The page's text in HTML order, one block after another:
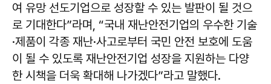
여 유망 선도기업으로 성장할 수 있는 발판이 될 것으
로 기대한다”라며, “국내 재난안전기업의 우수한 기술
·제품이 각종 재난·사고로부터 국민 안전 보호에 도움
이 될 수 있도록 재난안전기업 성장을 지원하는 다양
한 시책을 더욱 확대해 나가겠다”라고 말했다.